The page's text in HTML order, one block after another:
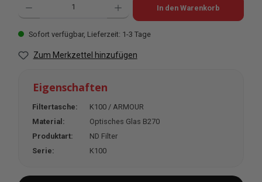
In den Warenkorb
Sofort verfügbar, Lieferzeit: 1-3 Tage
Zum Merkzettel hinzufügen
Eigenschaften
Filtertasche:
K100 / ARMOUR
Material:
Optisches Glas B270
Produktart:
ND Filter
Serie:
K100